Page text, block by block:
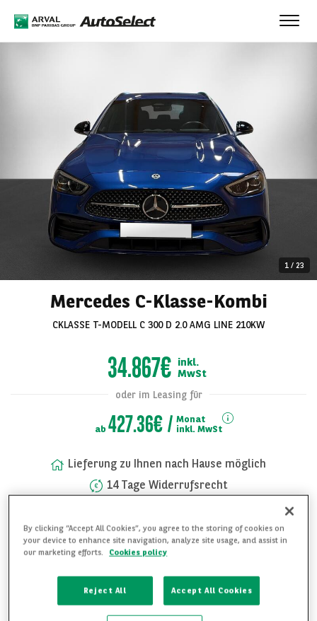
1 / 23
Alle Bilder
Mercedes C-Klasse-Kombi
CKLASSE T-MODELL C 300 D 2.0 AMG LINE 210KW
34.867€ inkl.
MwSt
oder im Leasing für
ab 427.36€
Monat
inkl. MwSt
Lieferung zu Ihnen nach Hause möglich
14 Tage Widerrufsrecht
WEITERE DETAILS ANFRAGEN
By clicking “Accept All Cookies”, you agree to the storing of cookies on
your device to enhance site navigation, analyze site usage, and assist in
our marketing efforts.
Cookies policy
Reject All Accept All Cookies